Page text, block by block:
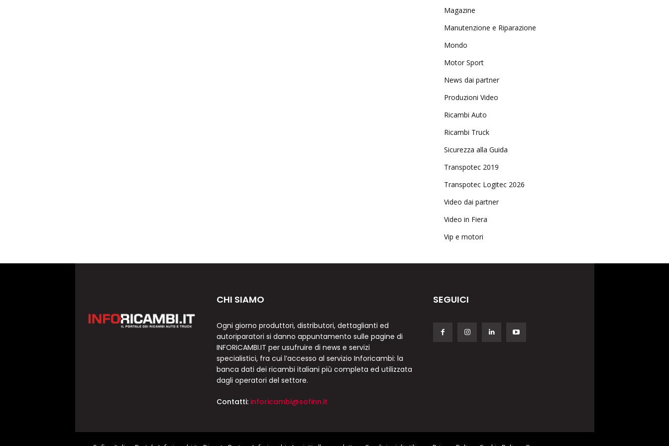
Magazine
Manutenzione e Riparazione
Mondo
Motor Sport
News dai partner
Produzioni Video
Ricambi Auto
Ricambi Truck
Sicurezza alla Guida
Transpotec 2019
Transpotec Logitec 2026
Video dai partner
Video in Fiera
Vip e motori
CHI SIAMO
Ogni giorno produttori, distributori, dettaglianti ed
autoriparatori si danno appuntamento sulle pagine di
INFORICAMBI.IT per usufruire di news e servizi
specialistici, fra cui l’accesso al servizio Inforicambi: la
banca dati dei ricambi italiani più completa ed utilizzata
dagli operatori del settore.
Contatti: inforicambi@sofinn.it
SEGUICI